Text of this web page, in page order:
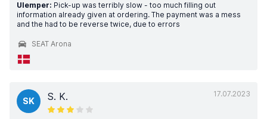
Ulemper: Pick-up was terribly slow - too much filling out
information already given at ordering. The payment was a mess
and the had to be reverse twice, due to errors
SEAT Arona
17.07.2023
SK S. K.